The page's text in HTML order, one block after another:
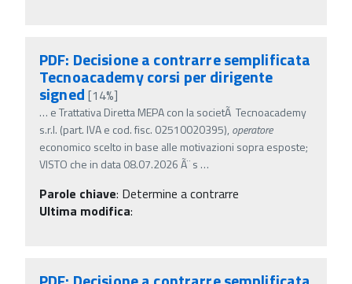
PDF: Decisione a contrarre semplificata
Tecnoacademy corsi per dirigente
signed [14%]
… e Trattativa Diretta MEPA con la societÃ Tecnoacademy
s.r.l. (part. IVA e cod. fisc. 02510020395), operatore
economico scelto in base alle motivazioni sopra esposte;
VISTO che in data 08.07.2026 Ã¨ s …
Parole chiave: Determine a contrarre
Ultima modifica: